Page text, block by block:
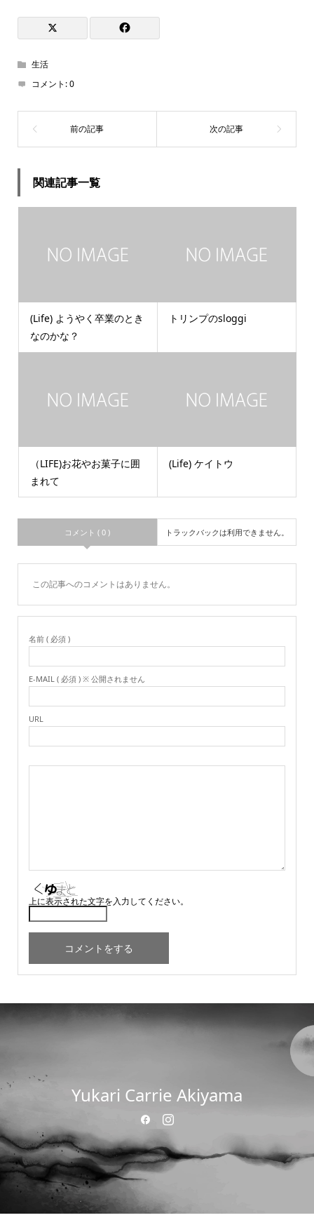
生活
コメント:0
関連記事一覧
(Life) ようやく卒業のとき
なのかな？
トリンプのsloggi
（LIFE)お花やお菓子に囲
まれて
(Life) ケイトウ
コメント ( 0 ) トラックバックは利用できません。
この記事へのコメントはありません。
名前 ( 必須 )
E-MAIL ( 必須 ) ※ 公開されません
URL
上に表示された文字を入力してください。
Yukari Carrie Akiyama